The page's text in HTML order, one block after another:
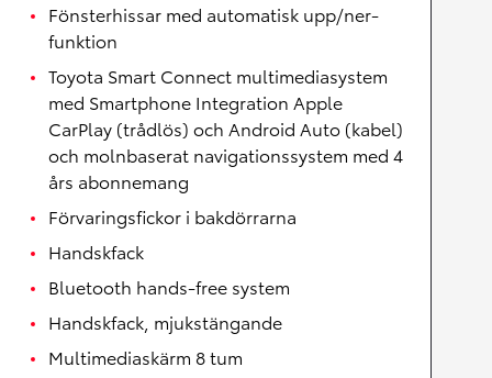
Fönsterhissar med automatisk upp/ner-
funktion
Toyota Smart Connect multimediasystem
med Smartphone Integration Apple
CarPlay (trådlös) och Android Auto (kabel)
och molnbaserat navigationssystem med 4
års abonnemang
Förvaringsfickor i bakdörrarna
Handskfack
Bluetooth hands-free system
Handskfack, mjukstängande
Multimediaskärm 8 tum